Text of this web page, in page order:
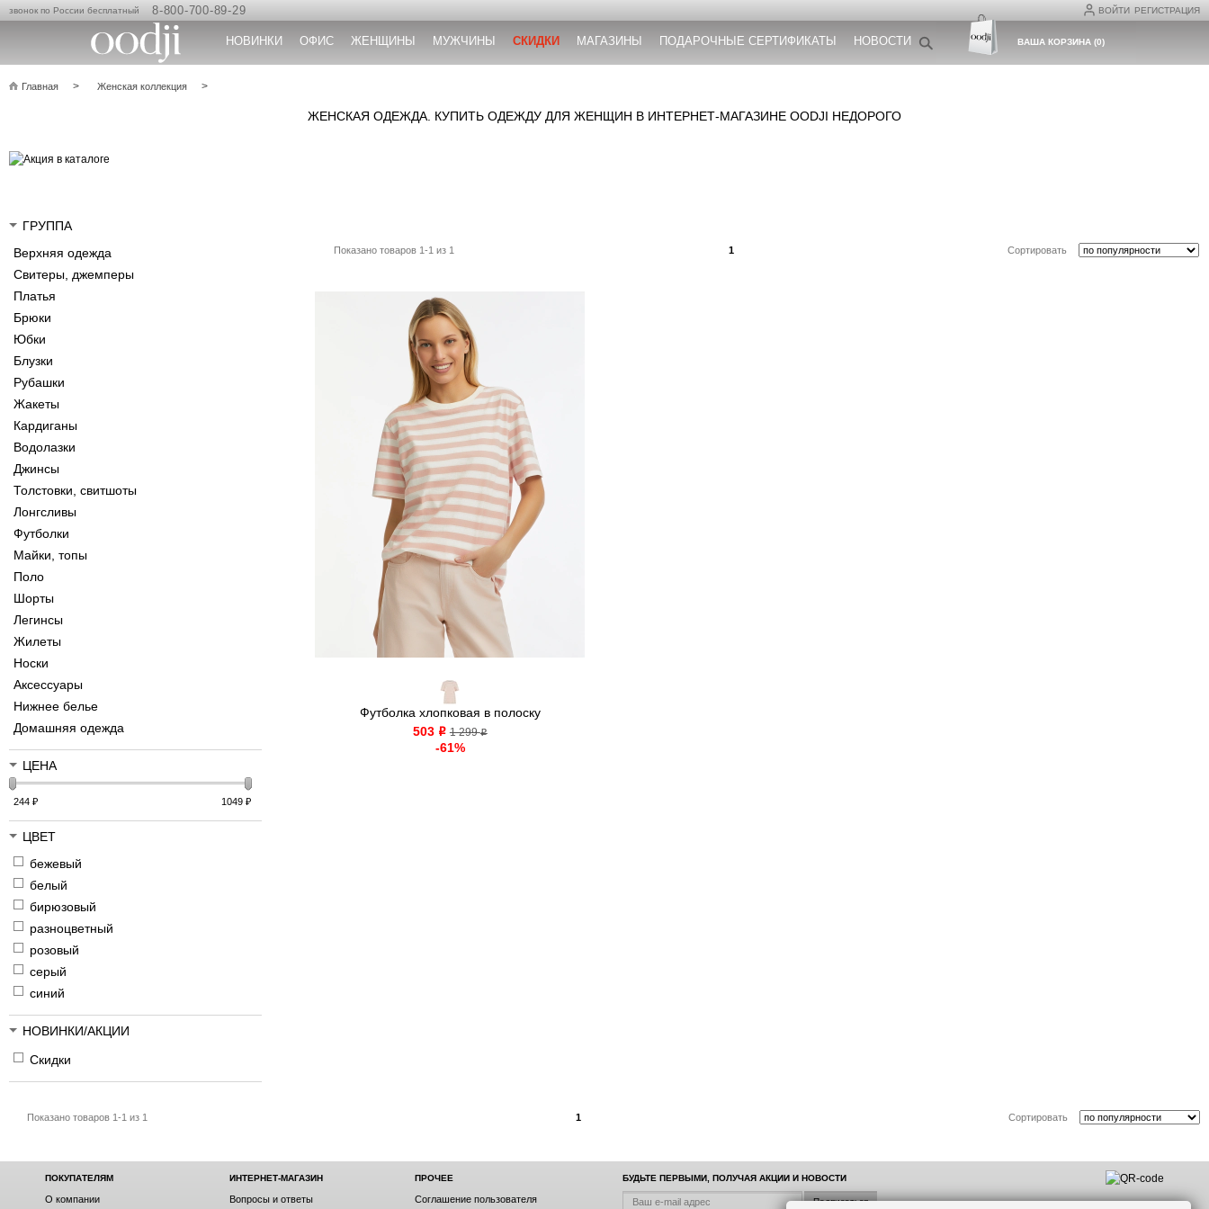
ВОЙТИ РЕГИСТРАЦИЯ
звонок по России бесплатный 8-800-700-89-29
НОВИНКИ ОФИС ЖЕНЩИНЫ МУЖЧИНЫ СКИДКИ МАГАЗИНЫ ПОДАРОЧНЫЕ СЕРТИФИКАТЫ НОВОСТИ ВАША КОРЗИНА(0)
Главная Женская коллекция
ЖЕНСКАЯ ОДЕЖДА. КУПИТЬ ОДЕЖДУ ДЛЯ ЖЕНЩИН В ИНТЕРНЕТ-МАГАЗИНЕ OODJI НЕДОРОГО
ГРУППА
Верхняя одежда
Свитеры, джемперы
Платья
Брюки
Юбки
Блузки
Рубашки
Жакеты
Кардиганы
Водолазки
Джинсы
Толстовки, свитшоты
Лонгсливы
Футболки
Майки, топы
Поло
Шорты
Легинсы
Жилеты
Носки
Аксессуары
Нижнее белье
Домашняя одежда
ЦЕНА
244 ₽ 1049₽
ЦВЕТ
бежевый
белый
бирюзовый
разноцветный
розовый
серый
синий
НОВИНКИ/АКЦИИ
Скидки
Показано товаров 1-1 из 1 1 Сортировать
Футболка хлопковая в полоску
503 o 1 299o
-61%
Показано товаров 1-1 из 1 1 Сортировать
ПОКУПАТЕЛЯМ
О компании
ИНТЕРНЕТ-МАГАЗИН
Вопросы и ответы
ПРОЧЕЕ
Соглашение пользователя
БУДЬТЕ ПЕРВЫМИ, ПОЛУЧАЯ АКЦИИ И НОВОСТИ